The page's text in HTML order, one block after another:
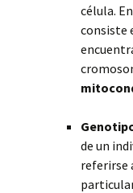
célula.
consiste
de un
referirse